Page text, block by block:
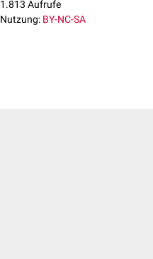
1.813 Aufrufe
Nutzung: BY-NC-SA